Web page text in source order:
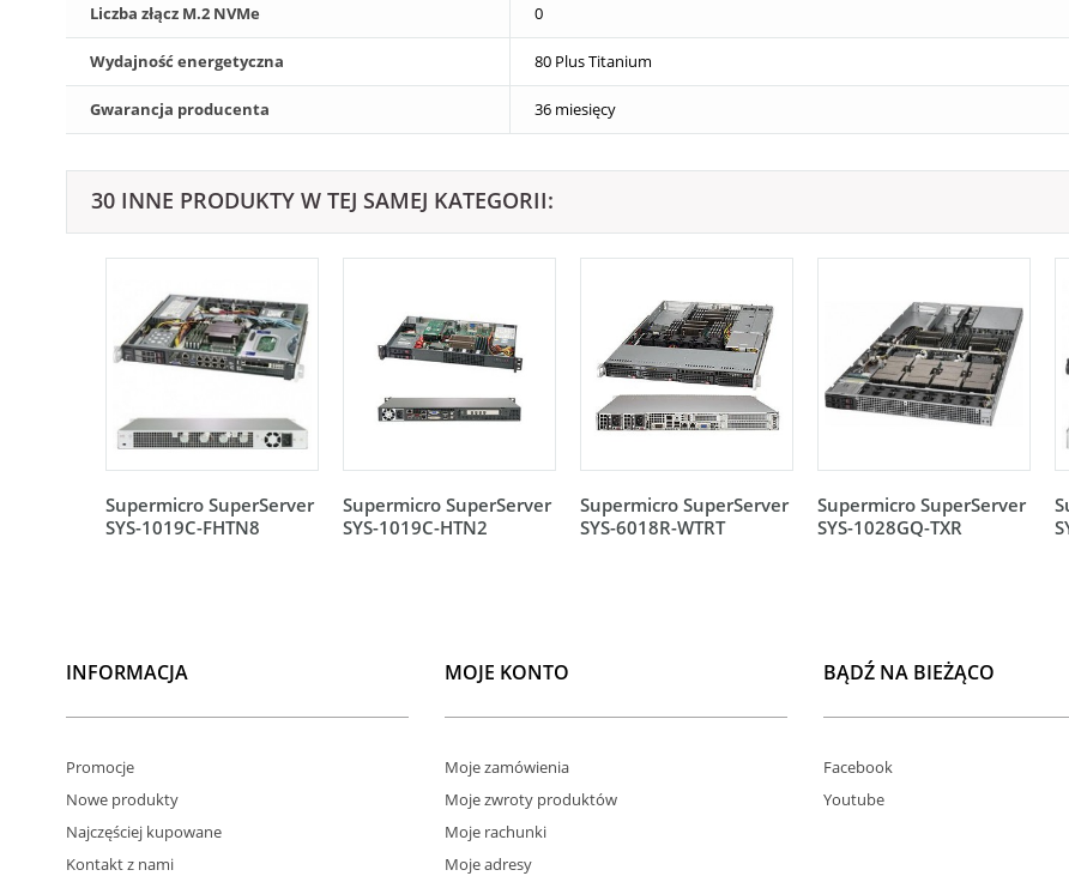
Liczba złącz M.2 NVMe 0
Wydajność energetyczna 80 Plus Titanium
Gwarancja producenta 36 miesięcy
30 INNE PRODUKTY W TEJ SAMEJ KATEGORII:
Supermicro SuperServer
SYS-1019C-FHTN8
Supermicro SuperServer
SYS-1019C-HTN2
Supermicro SuperServer
SYS-6018R-WTRT
Supermicro SuperServer
SYS-1028GQ-TXR
INFORMACJA
Promocje
Nowe produkty
Najczęściej kupowane
Kontakt z nami
MOJE KONTO
Moje zamówienia
Moje zwroty produktów
Moje rachunki
Moje adresy
BĄDŹ NA BIEŻĄCO
Facebook
Youtube